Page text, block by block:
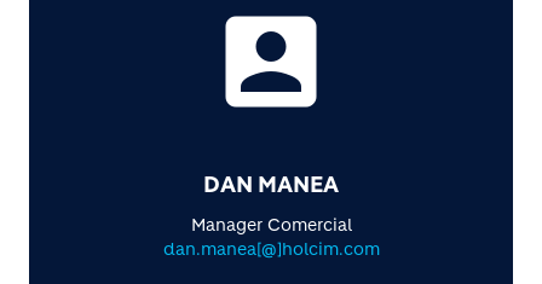
account_box
DAN MANEA
Manager Comercial
dan.manea[@]holcim.com